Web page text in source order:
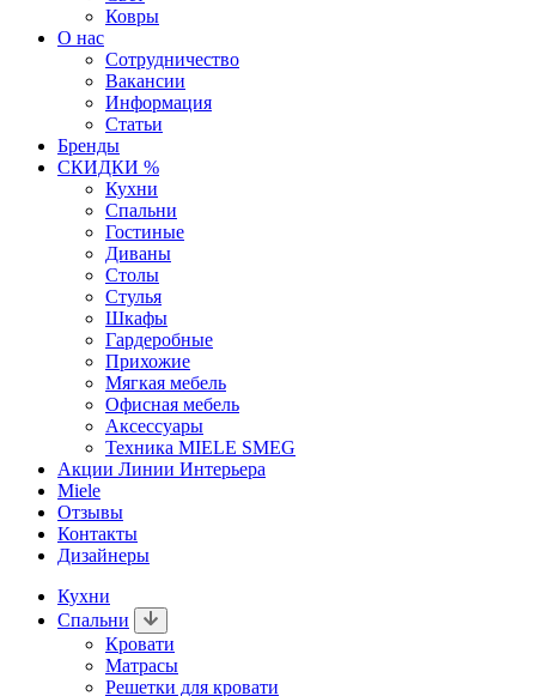
Ковры
О нас
Сотрудничество
Вакансии
Информация
Статьи
Бренды
СКИДКИ %
Кухни
Спальни
Гостиные
Диваны
Столы
Стулья
Шкафы
Гардеробные
Прихожие
Мягкая мебель
Офисная мебель
Аксессуары
Техника MIELE SMEG
Акции Линии Интерьера
Miele
Отзывы
Контакты
Дизайнеры
Кухни
Спальни
Кровати
Матрасы
Решетки для кровати